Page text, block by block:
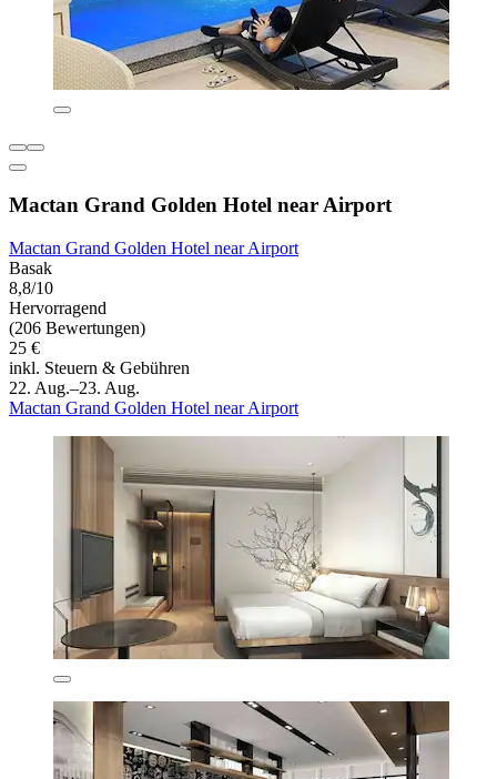
Mactan Grand Golden Hotel near Airport
Mactan Grand Golden Hotel near Airport
Basak
8,8/10
Hervorragend
(206 Bewertungen)
25 €
inkl. Steuern & Gebühren
22. Aug.–23. Aug.
Mactan Grand Golden Hotel near Airport